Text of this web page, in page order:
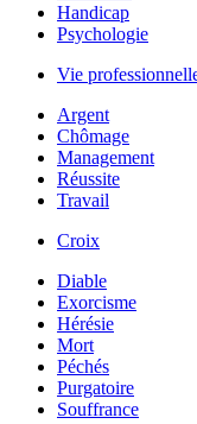
Handicap
Psychologie
Vie
Argent
Chômage
Management
Réussite
Travail
Croix
Diable
Exorcisme
Hérésie
Mort
Péchés
Purgatoire
Souffrance